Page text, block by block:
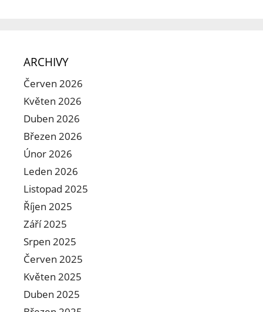
ARCHIVY
Červen 2026
Květen 2026
Duben 2026
Březen 2026
Únor 2026
Leden 2026
Listopad 2025
Říjen 2025
Září 2025
Srpen 2025
Červen 2025
Květen 2025
Duben 2025